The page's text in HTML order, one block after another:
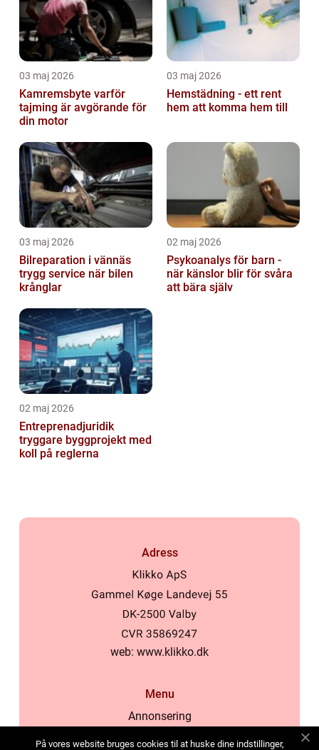
03 maj 2026
Kamremsbyte varför
tajming är avgörande för
din motor
03 maj 2026
Hemstädning - ett rent
hem att komma hem till
03 maj 2026
Bilreparation i vännäs
trygg service när bilen
krånglar
02 maj 2026
Psykoanalys för barn -
när känslor blir för svåra
att bära själv
02 maj 2026
Entreprenadjuridik
tryggare byggprojekt med
koll på reglerna
Adress
web: www.klikko.dk
Menu
Annonsering
På vores website bruges cookies til at huske dine indstillinger,